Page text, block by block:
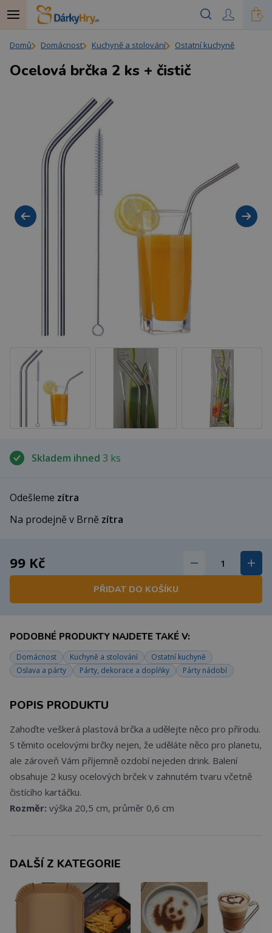
Domů Domácnost Kuchyně a stolování Ostatní kuchyně
Skladem ihned 3 ks
Odešleme zítra
Na prodejně v Brně zítra
99 Kč
PŘIDAT DO KOŠÍKU
PODOBNÉ PRODUKTY NAJDETE TAKÉ V:
Domácnost Kuchyně a stolování
Ostatní kuchyně
Oslava a párty
Párty, dekorace a doplňky Párty nádobí
Ocelová brčka 2 ks + čistič
POPIS PRODUKTU
Zahoďte veškerá plastová brčka a udělejte něco pro přírodu.
S těmito ocelovými brčky nejen, že uděláte něco pro planetu,
ale zároveň Vám příjemně ozdobí nejeden drink. Balení
obsahuje 2 kusy ocelových brček v zahnutém tvaru včetně
čistícího kartáčku.
Rozměr: výška 20,5 cm, průměr 0,6 cm
DALŠÍ Z KATEGORIE